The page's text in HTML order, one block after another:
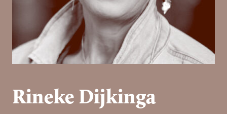
Rineke Dijkinga